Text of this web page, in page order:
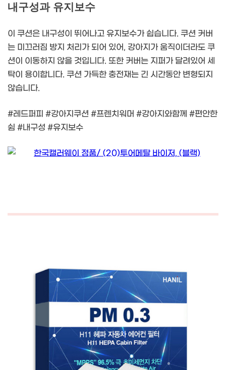
내구성과 유지보수
이 쿠션은 내구성이 뛰어나고 유지보수가 쉽습니다. 쿠션 커버
는 미끄러짐 방지 처리가 되어 있어, 강아지가 움직이더라도 쿠
션이 이동하지 않을 것입니다. 또한 커버는 지퍼가 달려있어 세
탁이 용이합니다. 쿠션 가득한 충전재는 긴 시간동안 변형되지
않습니다.
#레드퍼피 #강아지쿠션 #프렌치워머 #강아지와함께 #편안한
쉼 #내구성 #유지보수